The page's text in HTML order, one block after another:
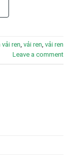
ren, vải ren, vải ren
Leave a comment